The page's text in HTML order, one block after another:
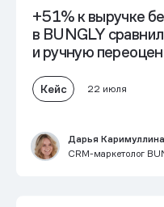
+51% к выручке
в BUNGLY
и ручную
Кейс 22 июля
Дарья Каримуллина
CRM-маркетолог